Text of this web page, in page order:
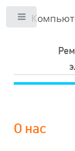
О нас
Toggle